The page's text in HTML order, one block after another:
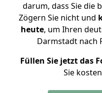
darum, dass Sie die
Zögern Sie nicht und
heute, um Ihren
Darmstadt nach
Füllen Sie jetzt das
Sie